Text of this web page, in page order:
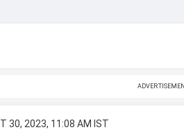
30, 2023, 11:08 AM IST